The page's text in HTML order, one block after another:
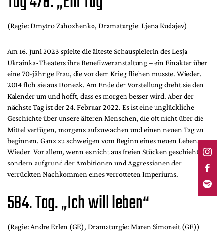
(Regie: Dmytro Zahozhenko, Dramaturgie: Ljena Kudajev)
Am 16. Juni 2023 spielte die älteste Schauspielerin des Lesja
Ukrainka-Theaters ihre Benefizveranstaltung – ein Einakter über
eine 70-jährige Frau, die vor dem Krieg fliehen musste. Wieder.
2014 floh sie aus Donezk. Am Ende der Vorstellung dreht sie den
Kalender um und hofft, dass es morgen besser wird. Aber der
nächste Tag ist der 24. Februar 2022. Es ist eine unglückliche
Geschichte über unsere älteren Menschen, die oft nicht über die
Mittel verfügen, morgens aufzuwachen und einen neuen Tag zu
beginnen. Ganz zu schweigen vom Beginn eines neuen Lebens.
Wieder. Vor allem, wenn es nicht aus freien Stücken geschieht,
sondern aufgrund der Ambitionen und Aggressionen der
verrückten Nachkommen eines verrotteten Imperiums.
584. Tag. „Ich will leben“
(Regie: Andre Erlen (GE), Dramaturgie: Maren Simoneit (GE))